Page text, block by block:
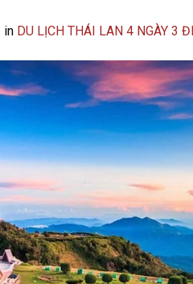
in DU LỊCH THÁI LAN 4 NGÀY 3